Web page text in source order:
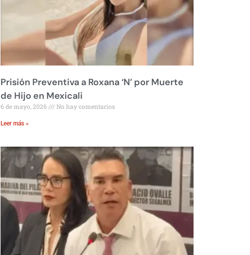
Prisión Preventiva a Roxana ‘N’ por Muerte
de Hijo en Mexicali
6 de mayo, 2026 No hay comentarios
Leer más »